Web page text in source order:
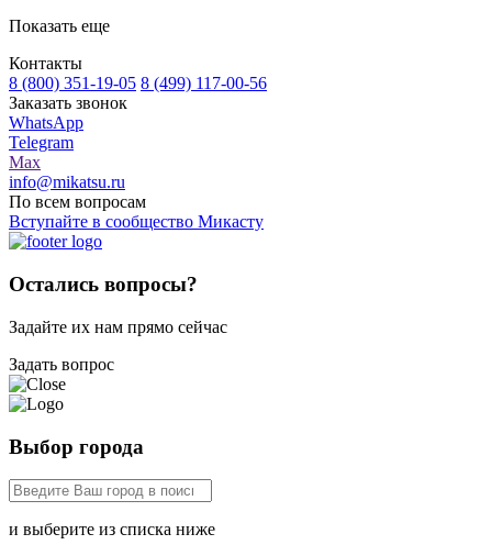
Показать еще
Контакты
8 (800) 351-19-05 8 (499) 117-00-56
Заказать звонок
WhatsApp
Telegram
Max
info@mikatsu.ru
По всем вопросам
Вступайте в сообщество Микасту
Остались вопросы?
Задайте их нам прямо сейчас
Задать вопрос
Выбор города
и выберите из списка ниже